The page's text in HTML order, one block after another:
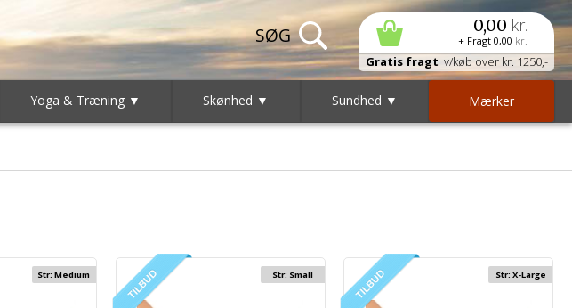
0,00 kr.
+ Fragt 0,00 kr.
Gratis fragt v/køb over kr. 1250,-
Yoga & Træning ▼ Skønhed ▼ Sundhed ▼ Mærker
Str: Medium Str: Small Str: X-Large